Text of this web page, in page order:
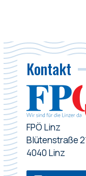
Kontakt
FPÖ Linz
Blütenstraße
4040 Linz